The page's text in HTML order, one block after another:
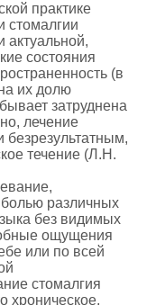
практике
стомалгии
актуальной,
состояния
(в
их долю
затруднена
лечение
течение (Л.Н.
различных
без видимых
ощущения
или по всей
стомалгия
хроническое,